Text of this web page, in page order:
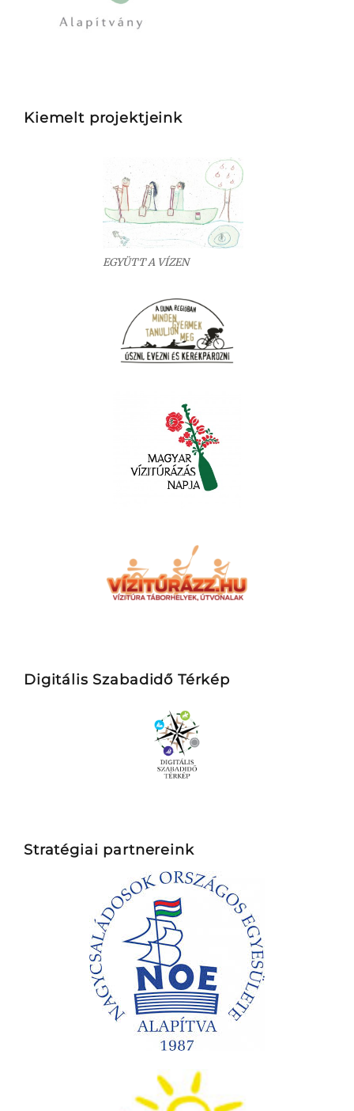
Kiemelt projektjeink
EGYÜTT A VÍZEN
Digitális Szabadidő Térkép
Stratégiai partnereink